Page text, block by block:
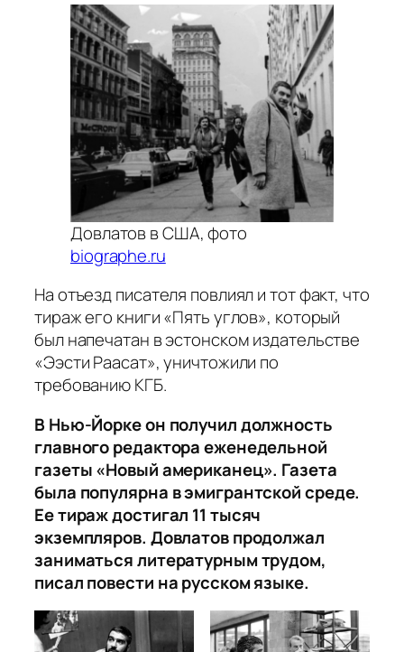
Довлатов в США, фото
biographe.ru
На отъезд писателя повлиял и тот факт, что
тираж его книги «Пять углов», который
был напечатан в эстонском издательстве
«Ээсти Раасат», уничтожили по
требованию КГБ.
В Нью-Йорке он получил должность
главного редактора еженедельной
газеты «Новый американец». Газета
была популярна в эмигрантской среде.
Ее тираж достигал 11 тысяч
экземпляров. Довлатов продолжал
заниматься литературным трудом,
писал повести на русском языке.